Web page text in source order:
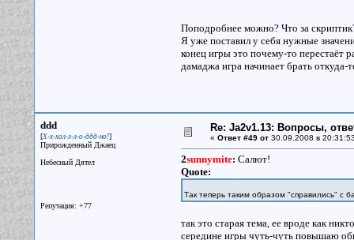
Поподробнее можно? Что за
Я уже поставил у себя нужные
конец игры это почему-то перестаёт
дамаджа игра начинает брать
ddd
[Х-х-хол-л-л-о-ддд-но!]
Прирожденный Джаец
Небесный Дятел
Репутация: +77
Re: Ja2v1.13: Вопросы,
« Ответ #49 от30.09.2008 в
2sunnymite: Салют!
Quote:
Так теперь таким образом "справились" с
так это старая тема, ее вроде как
середине игры чуть-чуть повышаю